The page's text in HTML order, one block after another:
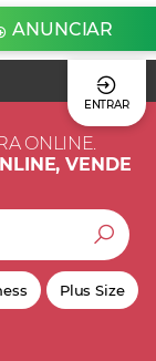
ENTRAR
ANUNCIAR
ONLINE.
VENDE
Plus Size